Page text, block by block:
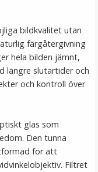
och objektiv
bildkvalitet utan
färgåtergivning
hela bilden jämnt,
längre slutartider och
och kontroll över
glas som
Den tunna
för att
Filtret